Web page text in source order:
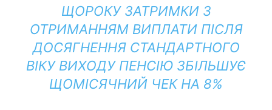
ЩОРОКУ ЗАТРИМКИ З
ОТРИМАННЯМ ВИПЛАТИ ПІСЛЯ
ДОСЯГНЕННЯ СТАНДАРТНОГО
ВІКУ ВИХОДУ ПЕНСІЮ ЗБІЛЬШУЄ
ЩОМІСЯЧНИЙ ЧЕК НА 8%